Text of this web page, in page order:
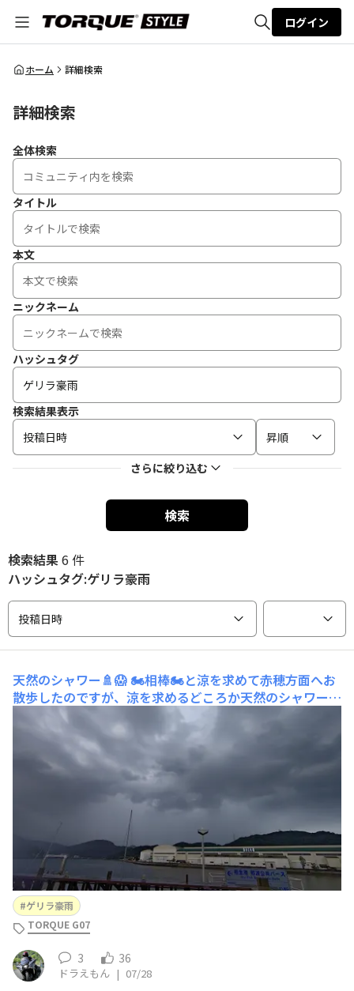
全体検索
ログイン
ホーム 詳細検索
詳細検索
全体検索
タイトル
本文
ニックネーム
ハッシュタグ
検索結果表示
投稿日時
昇順
さらに絞り込む
検索
検索結果6 件
ハッシュタグ:ゲリラ豪雨
投稿日時
天然のシャワー🚿😱 🏍️相棒🏍️と涼を求めて赤穂方面へお
散歩したのですが、涼を求めるどころか天然のシャワー🚿
を浴びる事になってしまいました。。。😱😨😱雨雲レー
ダー情報で雨量が160mmってなってましたが雨粒が異常
にデカいし当たると痛い。。。😨😨😨G07をナビとして使
用してましたが、雨が当たると画面が片手モードになった
ゲリラ豪雨
TORQUE G07
3 36
ドラえもん | 07/28